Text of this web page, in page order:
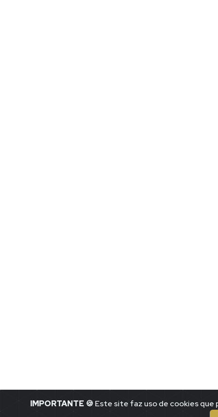
IMPORTANTE 🍪 Este site faz uso de cookies